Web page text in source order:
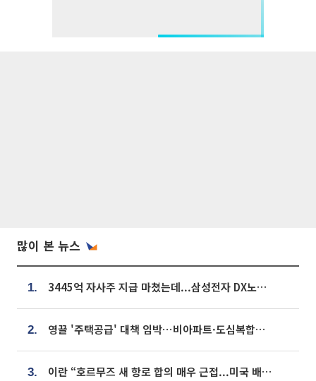
많이 본 뉴스
1. 3445억 자사주 지급 마쳤는데...삼성전자 DX노조, 뒤늦은 '떼쓰기 집회'
2. 영끌 '주택공급' 대책 임박⋯비아파트·도심복합까지 총동원
3. 이란 “호르무즈 새 항로 합의 매우 근접...미국 배상 먼저”